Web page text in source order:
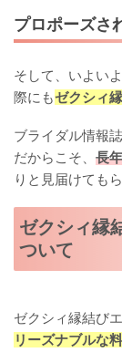
プロポーズさ
そして、いよい
際にもゼクシィ
ブライダル情報
だからこそ、 長
りと見届けても
ゼクシィ縁
ついて
ゼクシィ縁結び
リーズナブルな